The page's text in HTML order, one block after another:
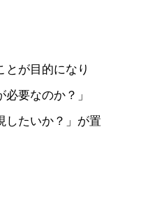
とが目的になり
必要なのか？」
したいか？」が置